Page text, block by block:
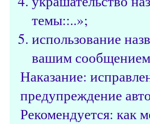
темы::..»;
использование
вашим
Наказание:
предупреждение
Рекомендуется: как